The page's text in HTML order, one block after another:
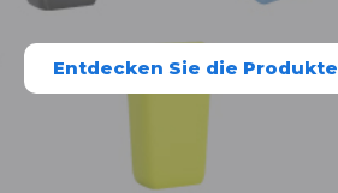
Entdecken Sie die Produkte